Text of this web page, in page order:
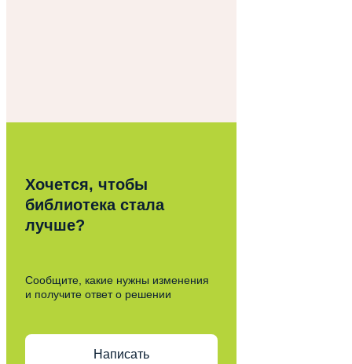
Хочется, чтобы
библиотека стала
лучше?
Сообщите, какие нужны изменения
и получите ответ о решении
Написать